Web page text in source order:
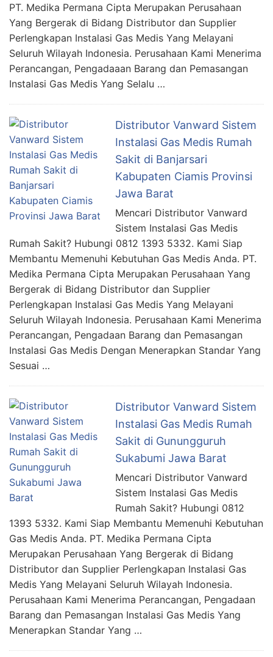
PT. Medika Permana Cipta Merupakan Perusahaan
Yang Bergerak di Bidang Distributor dan Supplier
Perlengkapan Instalasi Gas Medis Yang Melayani
Seluruh Wilayah Indonesia. Perusahaan Kami Menerima
Perancangan, Pengadaaan Barang dan Pemasangan
Instalasi Gas Medis Yang Selalu …
Distributor Vanward Sistem
Instalasi Gas Medis Rumah
Sakit di Banjarsari
Kabupaten Ciamis Provinsi
Jawa Barat
Mencari Distributor Vanward
Sistem Instalasi Gas Medis
Rumah Sakit? Hubungi 0812 1393 5332. Kami Siap
Membantu Memenuhi Kebutuhan Gas Medis Anda. PT.
Medika Permana Cipta Merupakan Perusahaan Yang
Bergerak di Bidang Distributor dan Supplier
Perlengkapan Instalasi Gas Medis Yang Melayani
Seluruh Wilayah Indonesia. Perusahaan Kami Menerima
Perancangan, Pengadaan Barang dan Pemasangan
Instalasi Gas Medis Dengan Menerapkan Standar Yang
Sesuai …
Distributor Vanward Sistem
Instalasi Gas Medis Rumah
Sakit di Gunungguruh
Sukabumi Jawa Barat
Mencari Distributor Vanward
Sistem Instalasi Gas Medis
Rumah Sakit? Hubungi 0812
1393 5332. Kami Siap Membantu Memenuhi Kebutuhan
Gas Medis Anda. PT. Medika Permana Cipta
Merupakan Perusahaan Yang Bergerak di Bidang
Distributor dan Supplier Perlengkapan Instalasi Gas
Medis Yang Melayani Seluruh Wilayah Indonesia.
Perusahaan Kami Menerima Perancangan, Pengadaan
Barang dan Pemasangan Instalasi Gas Medis Yang
Menerapkan Standar Yang …